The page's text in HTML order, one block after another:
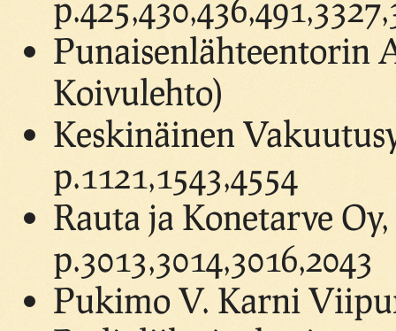
Punaisenlähteentorin
Koivulehto)
Keskinäinen
p.1121,1543,4554
Rauta ja Konetarve
p.3013,3014,3016,2043
Pukimo V. Karni